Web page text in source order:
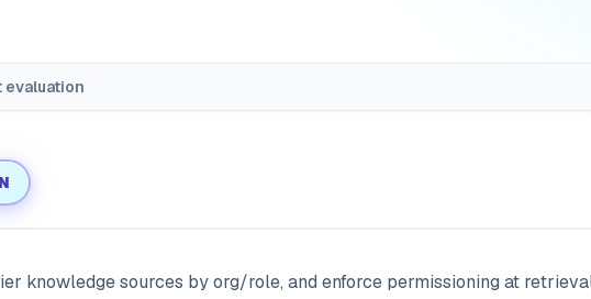
evaluation
knowledge sources by org/role, and enforce permissioning at